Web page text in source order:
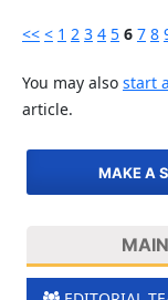
<< < 1 2 3 4 5 6 7 8
You may also start
article.
MAKE A